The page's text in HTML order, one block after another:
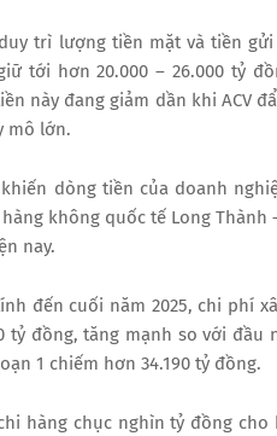
trì lượng tiền mặt và tiền
tới hơn 20.000 – 26.000 tỷ
này đang giảm dần khi ACV
mô lớn.
dòng tiền của doanh
không quốc tế Long Thành
nay.
đến cuối năm 2025, chi phí
tỷ đồng, tăng mạnh so với đầu
1 chiếm hơn 34.190 tỷ đồng.
hàng chục nghìn tỷ đồng cho